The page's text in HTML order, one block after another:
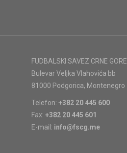
FUDBALSKI SAVEZ CRNE GORE
Bulevar Veljka Vlahovića bb
81000 Podgorica, Montenegro
Telefon: +382 20 445 600
Fax: +382 20 445 601
E-mail: info@fscg.me